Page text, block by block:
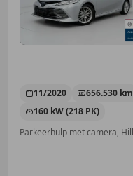
11/2020 656.530 km
160 kW (218 PK)